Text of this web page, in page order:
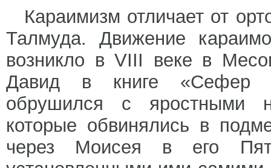
Караимизм отличает от
Талмуда. Движение
возникло в VIII веке в
Давид в книге «Сефер
обрушился с яростными
которые обвинялись в
через Моисея в его